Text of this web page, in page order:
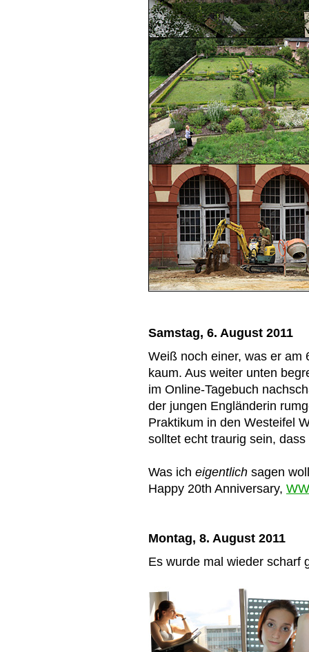
Samstag, 6. August 2011
Weiß noch einer, was er am
kaum. Aus weiter unten
im Online-Tagebuch
der jungen Engländerin
Praktikum in den Westeifel
solltet echt traurig sein,
Was ich eigentlich sagen
Happy 20th Anniversary,
Montag, 8. August 2011
Es wurde mal wieder scharf